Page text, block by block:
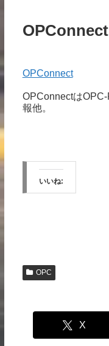
OPConnect
OPConnectは
報他。
いいね:
OPC
X